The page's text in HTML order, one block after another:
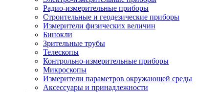
Радио-измерительные приборы
Строительные и геодезические приборы
Измерители физических величин
Бинокли
Зрительные трубы
Телескопы
Контрольно-измерительные приборы
Микроскопы
Измерители параметров окружающей среды
Аксессуары и принадлежности